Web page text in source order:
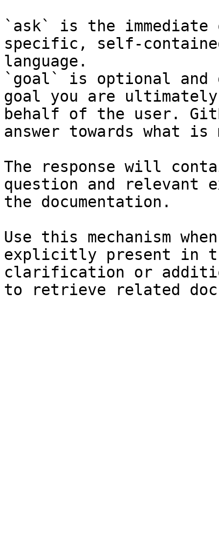
`ask` is the
specific, self-
language.
`goal` is optional and
goal you are
behalf of the user.
answer towards what
The response will
question and relevant
the documentation.
Use this mechanism
explicitly present in
clarification or